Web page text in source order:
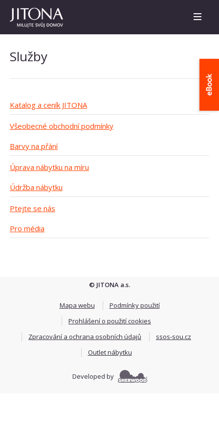
Služby
Katalog a ceník JITONA
Všeobecné obchodní podmínky
Barvy na přání
Úprava nábytku na míru
Údržba nábytku
Ptejte se nás
Pro média
© JITONA a.s.
Mapa webu
Podmínky použití
Prohlášení o použití cookies
Zpracování a ochrana osobních údajů
ssos-sou.cz
Outlet nábytku
Developed by